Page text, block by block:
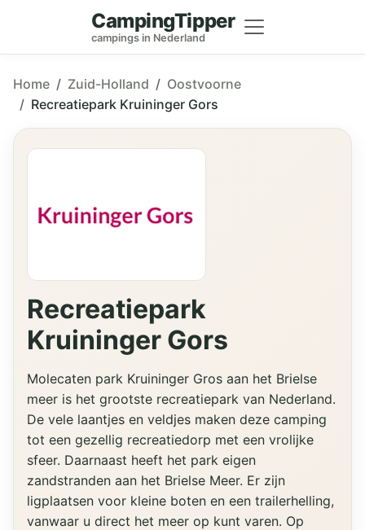
CampingTipper
campings in Nederland
Home Zuid-Holland
Oostvoorne
Recreatiepark Kruininger Gors
Recreatiepark
Kruininger Gors
Molecaten park Kruininger Gros aan het Brielse
meer is het grootste recreatiepark van Nederland.
De vele laantjes en veldjes maken deze camping
tot een gezellig recreatiedorp met een vrolijke
sfeer. Daarnaast heeft het park eigen
zandstranden aan het Brielse Meer. Er zijn
ligplaatsen voor kleine boten en een trailerhelling,
vanwaar u direct het meer op kunt varen. Op